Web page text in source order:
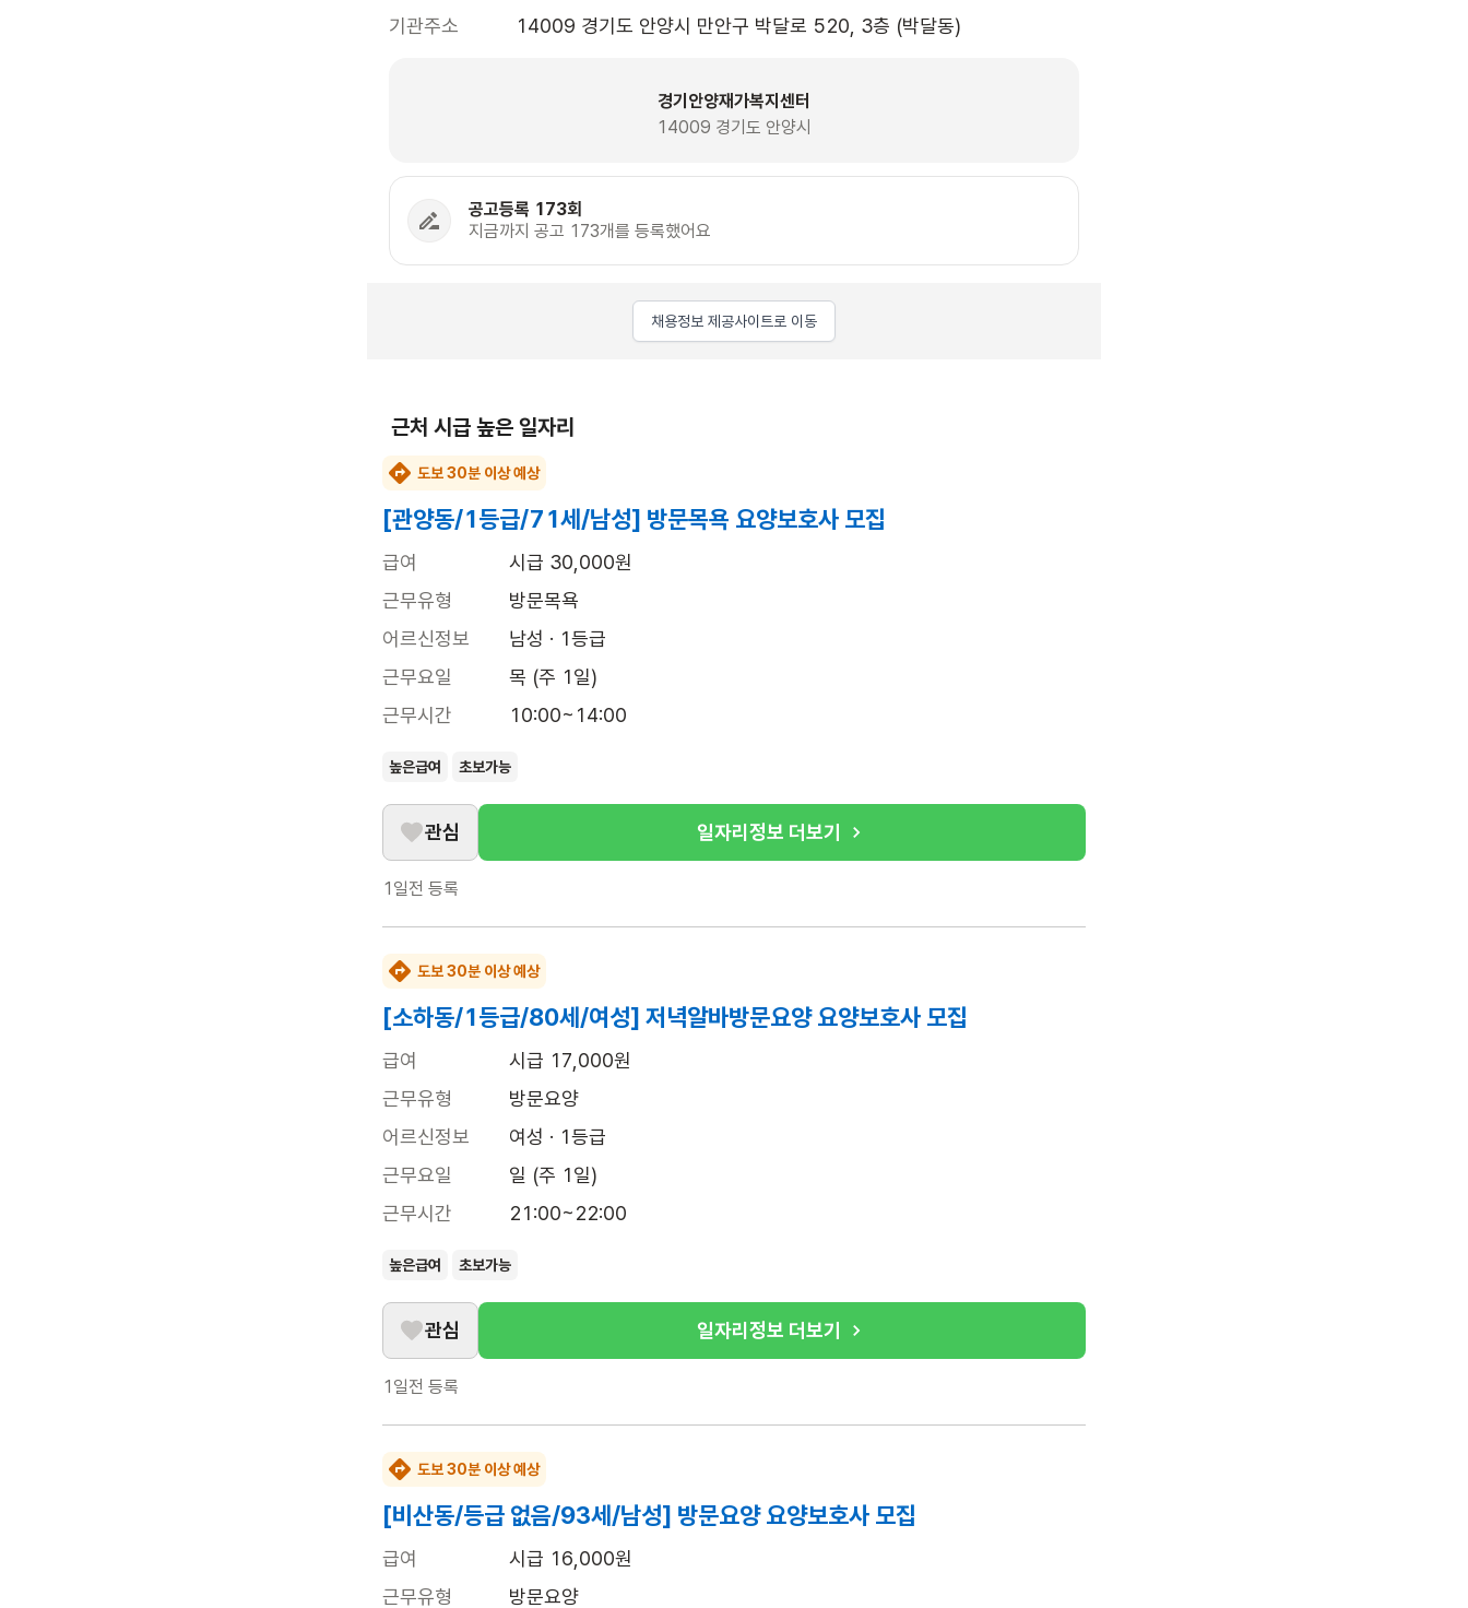
기관주소
14009 경기도 안양시 만안구 박달로 520, 3층 (박달동)
경기안양재가복지센터
14009 경기도 안양시
공고등록 173회
지금까지 공고 173개를 등록했어요
채용정보 제공사이트로 이동
근처 시급 높은 일자리
도보 30분 이상 예상
[관양동/1등급/71세/남성] 방문목욕 요양보호사 모집
급여
시급 30,000원
근무유형
방문목욕
어르신정보
남성 · 1등급
근무요일
목 (주 1일)
근무시간
10:00~14:00
높은급여 초보가능
관심 일자리정보 더보기
1일전 등록
도보 30분 이상 예상
[소하동/1등급/80세/여성] 저녁알바방문요양 요양보호사 모집
급여
시급 17,000원
근무유형
방문요양
어르신정보
여성 · 1등급
근무요일
일 (주 1일)
근무시간
21:00~22:00
높은급여 초보가능
관심 일자리정보 더보기
1일전 등록
도보 30분 이상 예상
[비산동/등급 없음/93세/남성] 방문요양 요양보호사 모집
급여
시급 16,000원
근무유형
방문요양